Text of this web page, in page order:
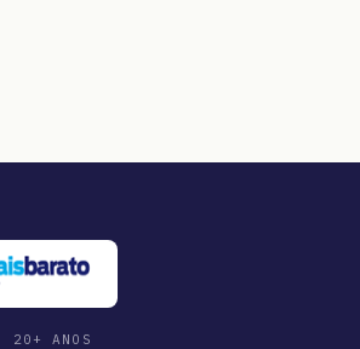
20+ ANOS